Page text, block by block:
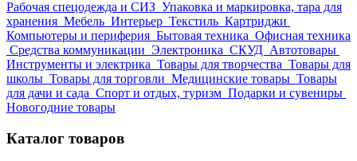
Рабочая спецодежда и СИЗ Упаковка и маркировка, тара для
хранения Мебель Интерьер Текстиль Картриджи
Компьютеры и периферия Бытовая техника Офисная техника
Средства коммуникации Электроника СКУД Автотовары
Инструменты и электрика Товары для творчества Товары для
школы Товары для торговли Медицинские товары Товары
для дачи и сада Спорт и отдых, туризм Подарки и сувениры
Новогодние товары
Каталог товаров